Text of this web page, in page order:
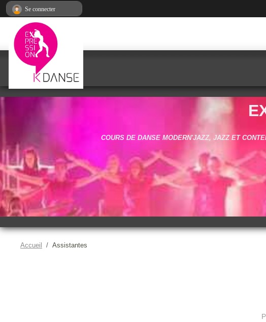
COURS DE DANSE MODERN'JAZZ, JAZZ ET
Accueil Assistantes
Se connecter
Panneau de gestion des cookies